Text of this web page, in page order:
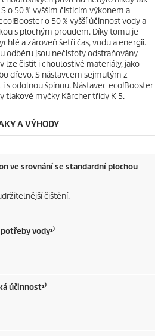
o 50 % vyšším čisticím výkonem a
o 50 % vyšší účinnost vody a
s plochým proudem. Díky tomu je
a zároveň šetří čas, vodu a energii.
odběru jsou nečistoty odstraňovány
lze čistit i choulostivé materiály, jako
dřevo. S nástavcem sejmutým z
s odolnou špínou. Nástavec eco!Booster
tlakové myčky Kärcher třídy K 5.
A VÝHODY
ve srovnání se standardní plochou
čištění.
vody¹⁾
účinnost¹⁾